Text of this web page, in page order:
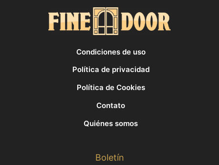
Condiciones de uso
Política de privacidad
Política de Cookies
Contato
Quiénes somos
Boletín